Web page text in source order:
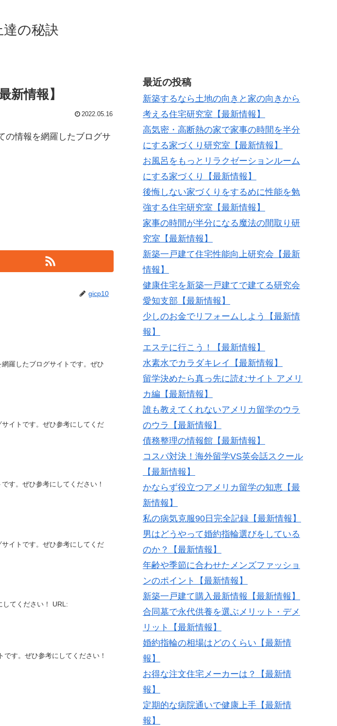
達の秘訣
新情報】
2022.05.16
の情報を網羅したブログサ
gicp10
羅したブログサイトです。ぜひ
イトです。ぜひ参考にしてくだ
す。ぜひ参考にしてください！
イトです。ぜひ参考にしてくだ
してください！ URL:
す。ぜひ参考にしてください！
最近の投稿
新築するなら土地の向きと家の向きから
考える住宅研究室【最新情報】
高気密・高断熱の家で家事の時間を半分
にする家づくり研究室【最新情報】
お風呂をもっとリラクゼーションルーム
にする家づくり【最新情報】
後悔しない家づくりをするめに性能を勉
強する住宅研究室【最新情報】
家事の時間が半分になる魔法の間取り研
究室【最新情報】
新築一戸建て住宅性能向上研究会【最新
情報】
健康住宅を新築一戸建てで建てる研究会
愛知支部【最新情報】
少しのお金でリフォームしよう【最新情
報】
エステに行こう！【最新情報】
水素水でカラダキレイ【最新情報】
留学決めたら真っ先に読むサイト アメリ
カ編【最新情報】
誰も教えてくれないアメリカ留学のウラ
のウラ【最新情報】
債務整理の情報館【最新情報】
コスパ対決！海外留学VS英会話スクール
【最新情報】
かならず役立つアメリカ留学の知恵【最
新情報】
私の病気克服90日完全記録【最新情報】
男はどうやって婚約指輪選びをしている
のか？【最新情報】
年齢や季節に合わせたメンズファッショ
ンのポイント【最新情報】
新築一戸建て購入最新情報【最新情報】
合同墓で永代供養を選ぶメリット・デメ
リット【最新情報】
婚約指輪の相場はどのくらい【最新情
報】
お得な注文住宅メーカーは？【最新情
報】
定期的な病院通いで健康上手【最新情
報】